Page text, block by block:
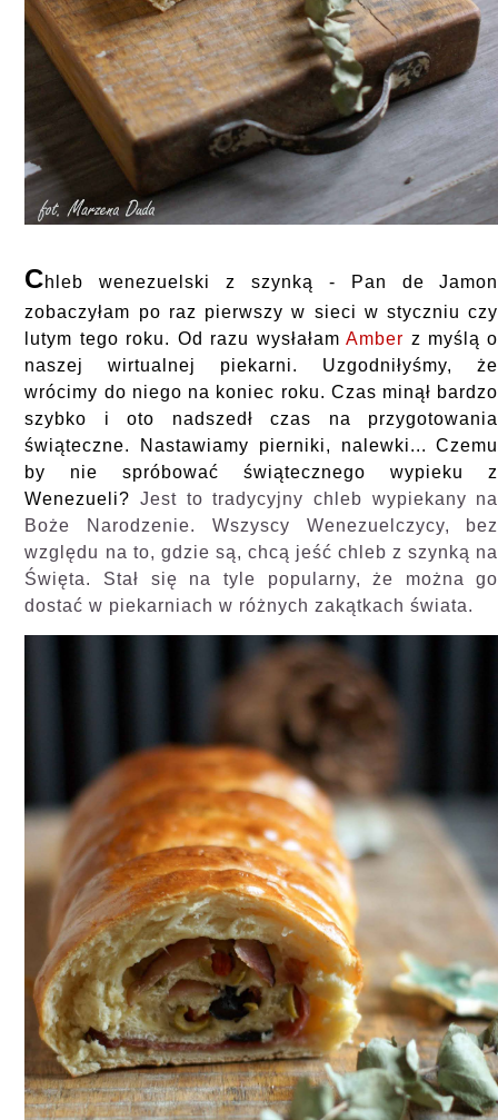
Chleb wenezuelski z szynką - Pan de Jamon
zobaczyłam po raz pierwszy w sieci w styczniu czy
lutym tego roku. Od razu wysłałamAmber z myślą o
naszej wirtualnej piekarni. Uzgodniłyśmy, że
wrócimy do niego na koniec roku. Czas minął bardzo
szybko i oto nadszedł czas na przygotowania
świąteczne. Nastawiamy pierniki, nalewki... Czemu
by nie spróbować świątecznego wypieku z
Wenezueli?Jest to tradycyjny chleb wypiekany na
Boże Narodzenie. Wszyscy Wenezuelczycy, bez
względu na to, gdzie są, chcą jeść chleb z szynką na
Święta. Stał się na tyle popularny, że można go
dostać w piekarniach w różnych zakątkach świata.